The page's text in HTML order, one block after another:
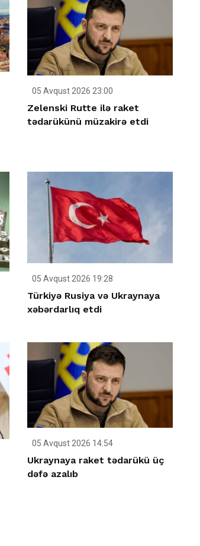
05 Avqust 2026 23:00
Zelenski Rutte ilə raket
tədarükünü müzakirə etdi
05 Avqust 2026 19:28
Türkiyə Rusiya və Ukraynaya
xəbərdarlıq etdi
05 Avqust 2026 14:54
Ukraynaya raket tədarükü üç
dəfə azalıb